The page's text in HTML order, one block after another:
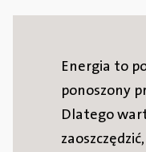
Energia to
ponoszony
Dlatego